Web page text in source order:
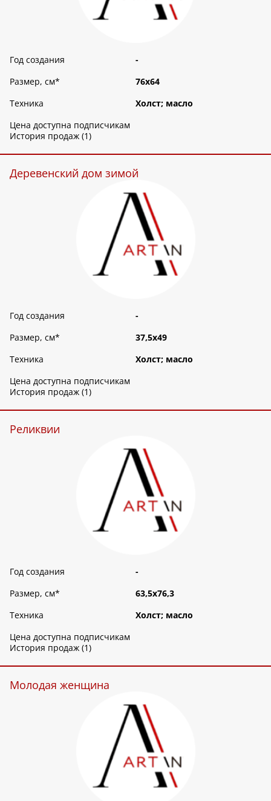
Год создания
-
Размер, см*
76х64
Техника
Холст; масло
Цена доступна подписчикам
История продаж (1)
Деревенский дом зимой
Год создания
-
Размер, см*
37,5х49
Техника
Холст; масло
Цена доступна подписчикам
История продаж (1)
Реликвии
Год создания
-
Размер, см*
63,5х76,3
Техника
Холст; масло
Цена доступна подписчикам
История продаж (1)
Молодая женщина